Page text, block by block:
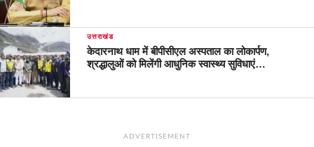
उत्तराखंड
केदारनाथ धाम में बीपीसीएल अस्पताल का लोकार्पण,
श्रद्धालुओं को मिलेंगी आधुनिक स्वास्थ्य सुविधाएं…
ADVERTISEMENT